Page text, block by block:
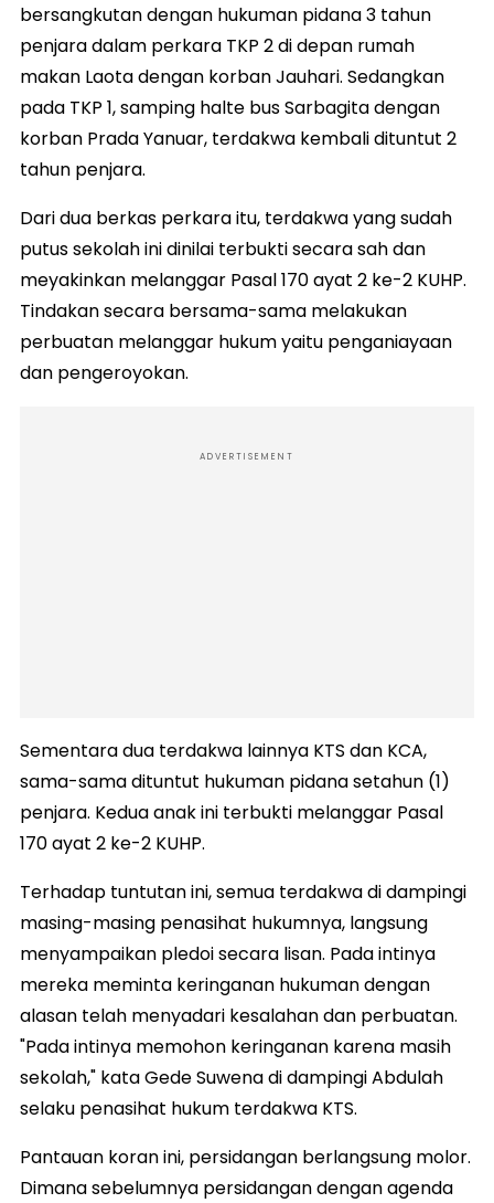
bersangkutan dengan hukuman pidana 3 tahun
penjara dalam perkara TKP 2 di depan rumah
makan Laota dengan korban Jauhari. Sedangkan
pada TKP 1, samping halte bus Sarbagita dengan
korban Prada Yanuar, terdakwa kembali dituntut 2
tahun penjara.
Dari dua berkas perkara itu, terdakwa yang sudah
putus sekolah ini dinilai terbukti secara sah dan
meyakinkan melanggar Pasal 170 ayat 2 ke-2 KUHP.
Tindakan secara bersama-sama melakukan
perbuatan melanggar hukum yaitu penganiayaan
dan pengeroyokan.
ADVERTISEMENT
Sementara dua terdakwa lainnya KTS dan KCA,
sama-sama dituntut hukuman pidana setahun (1)
penjara. Kedua anak ini terbukti melanggar Pasal
170 ayat 2 ke-2 KUHP.
Terhadap tuntutan ini, semua terdakwa di dampingi
masing-masing penasihat hukumnya, langsung
menyampaikan pledoi secara lisan. Pada intinya
mereka meminta keringanan hukuman dengan
alasan telah menyadari kesalahan dan perbuatan.
"Pada intinya memohon keringanan karena masih
sekolah," kata Gede Suwena di dampingi Abdulah
selaku penasihat hukum terdakwa KTS.
Pantauan koran ini, persidangan berlangsung molor.
Dimana sebelumnya persidangan dengan agenda